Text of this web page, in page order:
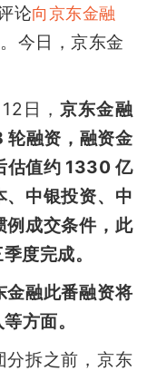
论向京东金融
今日，京东金
日，京东金融
轮融资，融资金
估值约 1330 亿
、中银投资、中
例成交条件，此
度完成。
金融此番融资将
方面。
分拆之前，京东